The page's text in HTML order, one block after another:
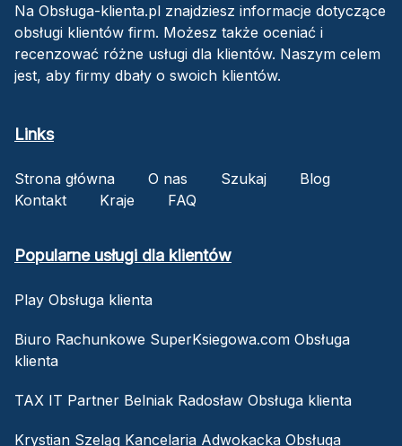
Na Obsługa-klienta.pl znajdziesz informacje dotyczące
obsługi klientów firm. Możesz także oceniać i
recenzować różne usługi dla klientów. Naszym celem
jest, aby firmy dbały o swoich klientów.
Links
Strona główna O nas Szukaj
Blog
Kontakt
Kraje FAQ
Popularne usługi dla klientów
Play Obsługa klienta
Biuro Rachunkowe SuperKsiegowa.com Obsługa
klienta
TAX IT Partner Belniak Radosław Obsługa klienta
Krystian Szeląg Kancelaria Adwokacka Obsługa